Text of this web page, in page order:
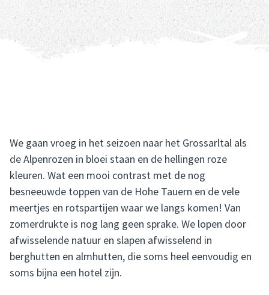
We gaan vroeg in het seizoen naar het Grossarltal als
de Alpenrozen in bloei staan en de hellingen roze
kleuren. Wat een mooi contrast met de nog
besneeuwde toppen van de Hohe Tauern en de vele
meertjes en rotspartijen waar we langs komen! Van
zomerdrukte is nog lang geen sprake. We lopen door
afwisselende natuur en slapen afwisselend in
berghutten en almhutten, die soms heel eenvoudig en
soms bijna een hotel zijn.